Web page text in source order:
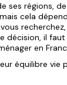
ses régions,
cela
décision, il
en
équilibre vie